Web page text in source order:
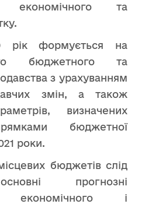
економічного та
рік формується на
бюджетного та
з урахуванням
змін, а також
визначених
бюджетної
роки.
бюджетів слід
прогнозні
економічного і